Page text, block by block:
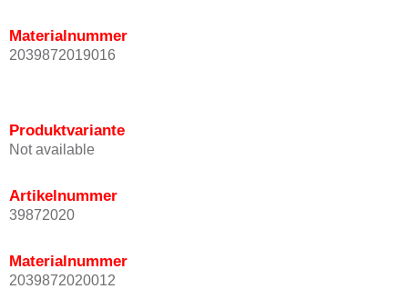
Materialnummer
2039872019016
Produktvariante
Not available
Artikelnummer
39872020
Materialnummer
2039872020012